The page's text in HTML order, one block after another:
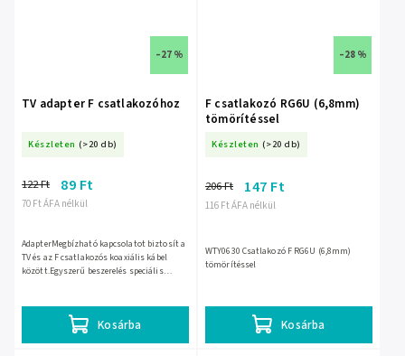
–27 %
TV adapter F csatlakozóhoz
Készleten (>20 db)
70 Ft ÁFA nélkül
122 Ft 89 Ft
Kosárba
AdapterMegbízható kapcsolatot biztosít a
TV és az F csatlakozós koaxiális kábel
között.Egyszerű beszerelés speciális
–28 %
F csatlakozó RG6U (6,8mm)
tömörítéssel
Készleten (>20 db)
116 Ft ÁFA nélkül
206 Ft 147 Ft
Kosárba
WTY0630 Csatlakozó F RG6U (6,8mm)
tömörítéssel